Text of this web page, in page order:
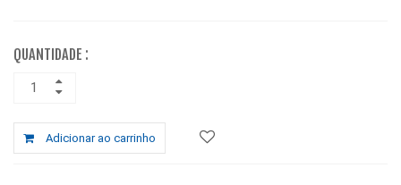
QUANTIDADE :
Adicionar ao carrinho